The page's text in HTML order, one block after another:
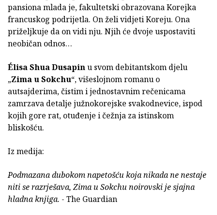
pansiona mlada je, fakultetski obrazovana Korejka
francuskog podrijetla. On želi vidjeti Koreju. Ona
priželjkuje da on vidi nju. Njih će dvoje uspostaviti
neobičan odnos…
Élisa Shua Dusapinu svom debitantskom djelu
„Zima u Sokchu“, višeslojnom romanu o
autsajderima, čistim i jednostavnim rečenicama
zamrzava detalje južnokorejske svakodnevice, ispod
kojih gore rat, otuđenje i čežnja za istinskom
bliskošću.
Iz medija:
Podmazana dubokom napetošću koja nikada ne nestaje
niti se razrješava, Zima u Sokchu noirovski je sjajna
hladna knjiga. - The Guardian